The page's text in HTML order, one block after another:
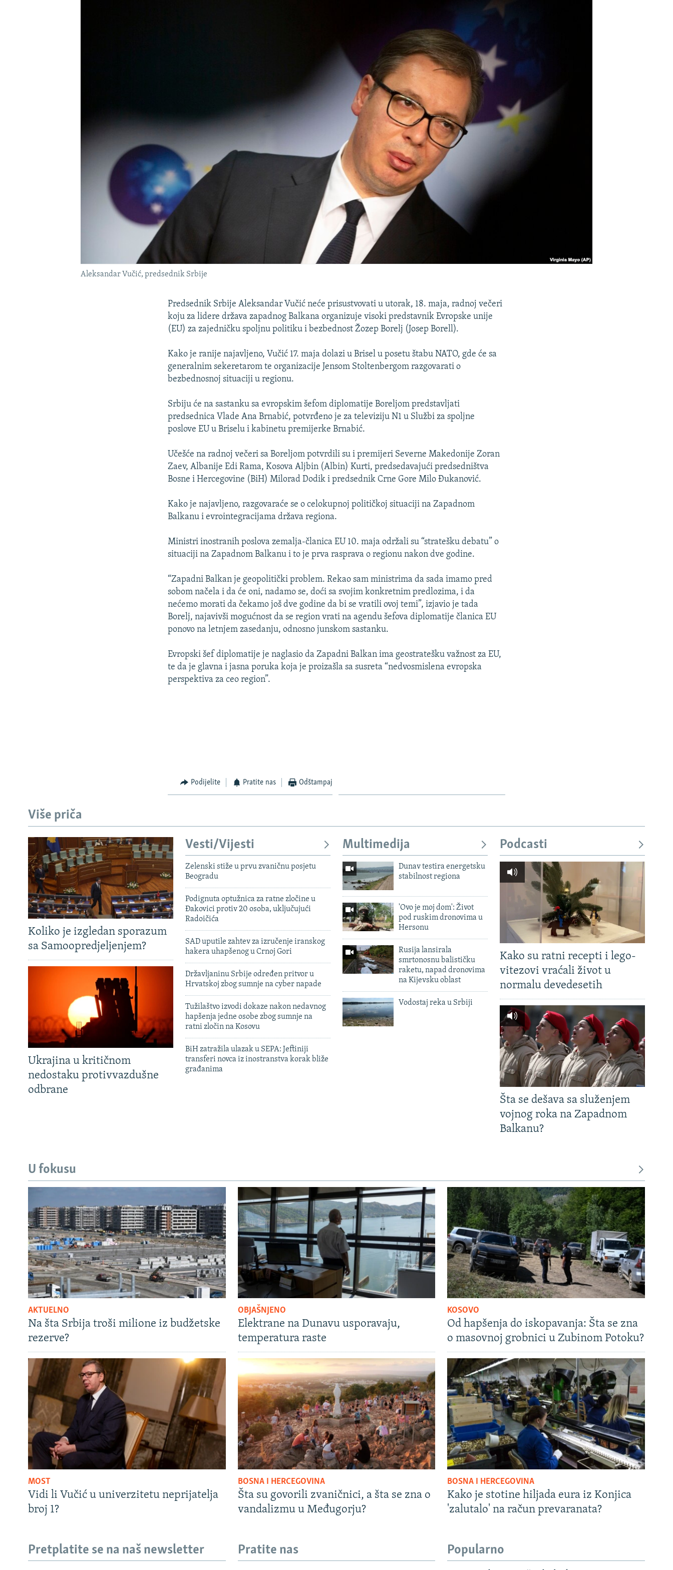
NASTANAK I RASPAD JUGOSLAVIJE
Aleksandar Vučić, predsednik Srbije
Predsednik Srbije Aleksandar Vučić neće prisustvovati u utorak, 18. maja, radnoj večeri
koju za lidere država zapadnog Balkana organizuje visoki predstavnik Evropske unije
(EU) za zajedničku spoljnu politiku i bezbednost Žozep Borelj (Josep Borell).
Kako je ranije najavljeno, Vučić 17. maja dolazi u Brisel u posetu štabu NATO, gde će sa
generalnim sekeretarom te organizacije Jensom Stoltenbergom razgovarati o
bezbednosnoj situaciji u regionu.
Srbiju će na sastanku sa evropskim šefom diplomatije Boreljom predstavljati
predsednica Vlade Ana Brnabić, potvrđeno je za televiziju N1 u Službi za spoljne
poslove EU u Briselu i kabinetu premijerke Brnabić.
Učešće na radnoj večeri sa Boreljom potvrdili su i premijeri Severne Makedonije Zoran
Zaev, Albanije Edi Rama, Kosova Aljbin (Albin) Kurti, predsedavajući predsedništva
Bosne i Hercegovine (BiH) Milorad Dodik i predsednik Crne Gore Milo Đukanović.
Kako je najavljeno, razgovaraće se o celokupnoj političkoj situaciji na Zapadnom
Balkanu i evrointegracijama država regiona.
Ministri inostranih poslova zemalja-članica EU 10. maja održali su “stratešku debatu” o
situaciji na Zapadnom Balkanu i to je prva rasprava o regionu nakon dve godine.
“Zapadni Balkan je geopolitički problem. Rekao sam ministrima da sada imamo pred
sobom načela i da će oni, nadamo se, doći sa svojim konkretnim predlozima, i da
nećemo morati da čekamo još dve godine da bi se vratili ovoj temi”, izjavio je tada
Borelj, najavivši mogućnost da se region vrati na agendu šefova diplomatije članica EU
ponovo na letnjem zasedanju, odnosno junskom sastanku.
Evropski šef diplomatije je naglasio da Zapadni Balkan ima geostratešku važnost za EU,
te da je glavna i jasna poruka koja je proizašla sa susreta “nedvosmislena evropska
perspektiva za ceo region”.
Podijelite Pratite nas Odštampaj
Više priča
Koliko je izgledan sporazum
sa Samoopredjeljenjem?
Ukrajina u kritičnom
nedostaku protivvazdušne
odbrane
Vesti/Vijesti
Zelenski stiže u prvu zvaničnu posjetu
Beogradu
Podignuta optužnica za ratne zločine u
Đakovici protiv 20 osoba, uključujući
Radoičića
SAD uputile zahtev za izručenje iranskog
hakera uhapšenog u Crnoj Gori
Državljaninu Srbije određen pritvor u
Hrvatskoj zbog sumnje na cyber napade
Tužilaštvo izvodi dokaze nakon nedavnog
hapšenja jedne osobe zbog sumnje na
ratni zločin na Kosovu
BiH zatražila ulazak u SEPA: Jeftiniji
transferi novca iz inostranstva korak bliže
građanima
Multimedija
Dunav testira energetsku
stabilnost regiona
'Ovo je moj dom': Život
pod ruskim dronovima u
Hersonu
Rusija lansirala
smrtonosnu balističku
raketu, napad dronovima
na Kijevsku oblast
Vodostaj reka u Srbiji
Podcasti
Kako su ratni recepti i lego-
vitezovi vraćali život u
normalu devedesetih
Šta se dešava sa služenjem
vojnog roka na Zapadnom
Balkanu?
U fokusu
AKTUELNO
Na šta Srbija troši milione iz budžetske
rezerve?
OBJAŠNJENO
Elektrane na Dunavu usporavaju,
temperatura raste
KOSOVO
Od hapšenja do iskopavanja: Šta se zna
o masovnoj grobnici u Zubinom Potoku?
MOST
Vidi li Vučić u univerzitetu neprijatelja
broj 1?
BOSNA I HERCEGOVINA
Šta su govorili zvaničnici, a šta se zna o
vandalizmu u Međugorju?
BOSNA I HERCEGOVINA
Kako je stotine hiljada eura iz Konjica
'zalutalo' na račun prevaranata?
Pretplatite se na naš newsletter Pratite nas Popularno